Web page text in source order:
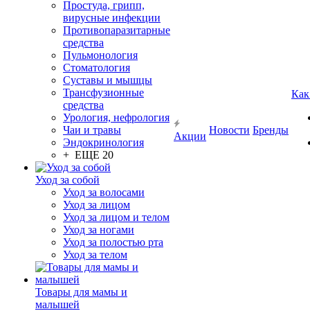
Простуда, грипп,
вирусные инфекции
Противопаразитарные
средства
Пульмонология
Стоматология
Суставы и мышцы
Трансфузионные
средства
Урология, нефрология
Чаи и травы
Эндокринология
+ ЕЩЕ 20
Уход за собой
Уход за волосами
Уход за лицом
Уход за лицом и телом
Уход за ногами
Уход за полостью рта
Уход за телом
Товары для мамы и
малышей
Акции
Новости Бренды